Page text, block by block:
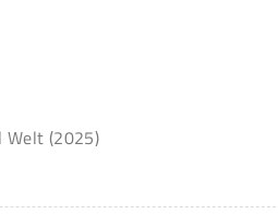
Welt (2025)